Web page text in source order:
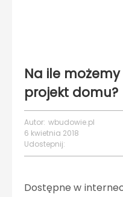
Na ile
projekt domu?
Autor: wbudowie.pl
6 kwietnia 2018
Udostepnij:
Dostępne w